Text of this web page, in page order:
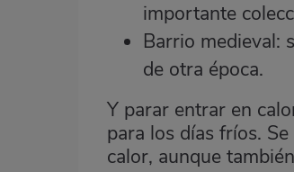
importante
Barrio medieval:
de otra época.
Y parar entrar en
para los días fríos.
calor, aunque